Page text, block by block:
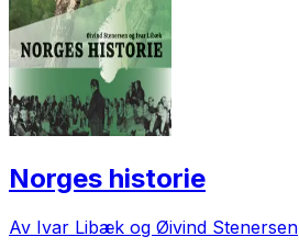
Norges historie
Av Ivar Libæk og Øivind Stenersen